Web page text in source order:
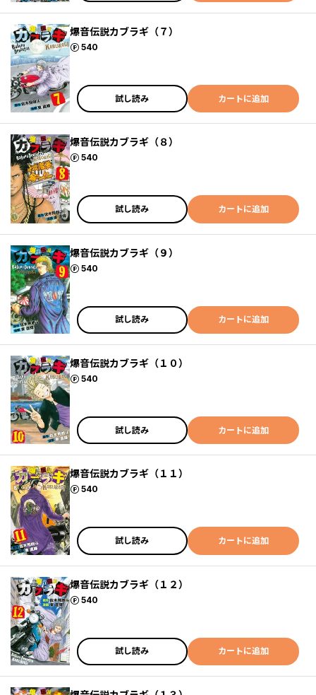
爆音伝説カブラギ（７）
540
ポイント
試し読み カートに追加
爆音伝説カブラギ（８）
540
ポイント
試し読み カートに追加
爆音伝説カブラギ（９）
540
ポイント
試し読み カートに追加
爆音伝説カブラギ（１０）
540
ポイント
試し読み カートに追加
爆音伝説カブラギ（１１）
540
ポイント
試し読み カートに追加
爆音伝説カブラギ（１２）
540
ポイント
試し読み カートに追加